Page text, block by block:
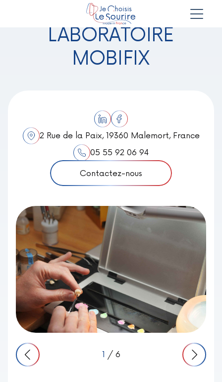
LABORATOIRE
MOBIFIX
2 Rue de la Paix, 19360 Malemort, France
05 55 92 06 94
Contactez-nous
1 / 6